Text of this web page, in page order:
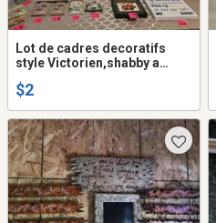
Lot de cadres decoratifs
style Victorien,shabby a
$2